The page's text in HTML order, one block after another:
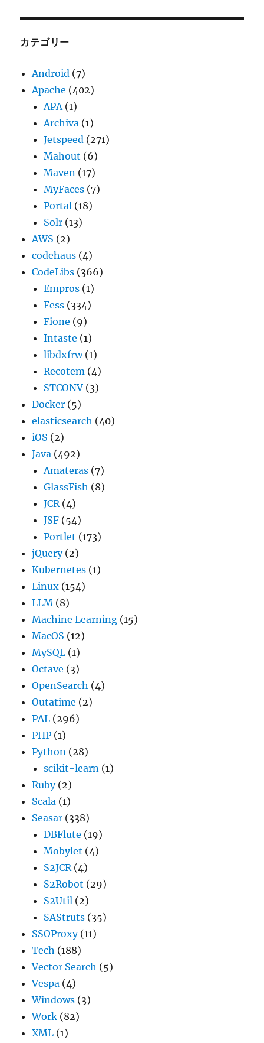
ブ
カテゴリー
Android (7)
Apache (402)
APA(1)
Archiva (1)
Jetspeed (271)
Mahout (6)
Maven (17)
MyFaces (7)
Portal (18)
Solr (13)
AWS (2)
codehaus (4)
CodeLibs (366)
Empros (1)
Fess (334)
Fione (9)
Intaste (1)
libdxfrw(1)
Recotem (4)
STCONV (3)
Docker (5)
elasticsearch (40)
iOS (2)
Java (492)
Amateras (7)
GlassFish (8)
JCR(4)
JSF (54)
Portlet (173)
jQuery(2)
Kubernetes (1)
Linux (154)
LLM (8)
Machine Learning (15)
MacOS (12)
MySQL (1)
Octave (3)
OpenSearch (4)
Outatime (2)
PAL (296)
PHP (1)
Python (28)
scikit-learn (1)
Ruby(2)
Scala (1)
Seasar (338)
DBFlute (19)
Mobylet (4)
S2JCR(4)
S2Robot (29)
S2Util (2)
SAStruts (35)
SSOProxy(11)
Tech (188)
Vector Search (5)
Vespa (4)
Windows (3)
Work (82)
XML (1)